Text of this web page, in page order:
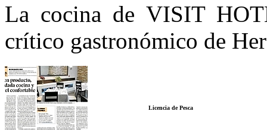
La cocina de VISIT
crítico gastronómico de
Licencia de Pesca